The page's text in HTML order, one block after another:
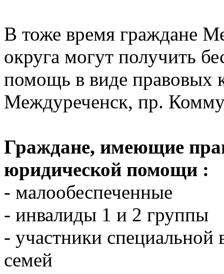
В тоже время граждане
округа могут получить
помощь в виде правовых
Междуреченск, пр.
Граждане, имеющие
юридической помощи :
- малообеспеченные
- инвалиды 1 и 2 группы
- участники
семей